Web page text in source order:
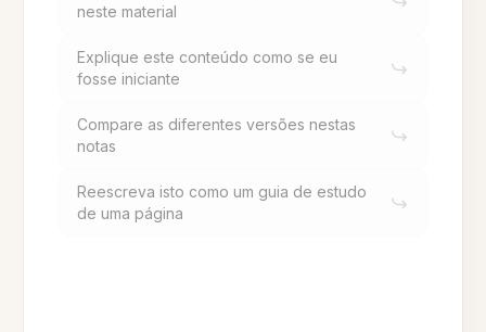
neste material
Explique este conteúdo como se eu
fosse iniciante
Compare as diferentes versões nestas
notas
Reescreva isto como um guia de estudo
de uma página